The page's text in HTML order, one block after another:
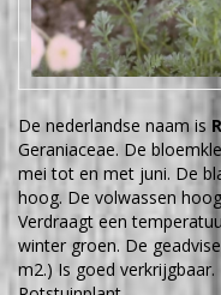
De nederlandse naam is
Geraniaceae. De
mei tot en met juni. De
hoog. De volwassen
Verdraagt een
winter groen. De
m2.) Is goed verkrijgbaar.